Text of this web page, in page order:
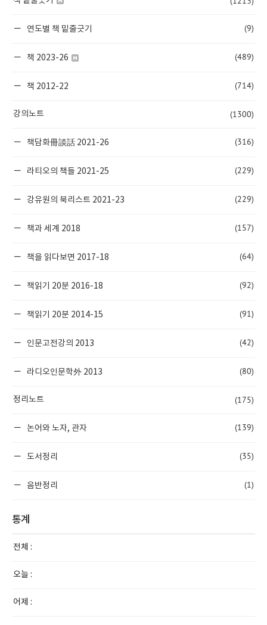
연도별 책 밑줄긋기 (9)
책 2023-26 (489)
책 2012-22 (714)
강의노트 (1300)
책담화冊談話 2021-26 (316)
라티오의 책들 2021-25 (229)
강유원의 북리스트 2021-23 (229)
책과 세계 2018 (157)
책을 읽다보면 2017-18 (64)
책읽기 20분 2016-18 (92)
책읽기 20분 2014-15 (91)
인문고전강의 2013 (42)
라디오인문학外 2013 (80)
정리노트 (175)
논어와 노자, 관자 (139)
도서정리 (35)
음반정리 (1)
통계
전체 :
오늘 :
어제 :